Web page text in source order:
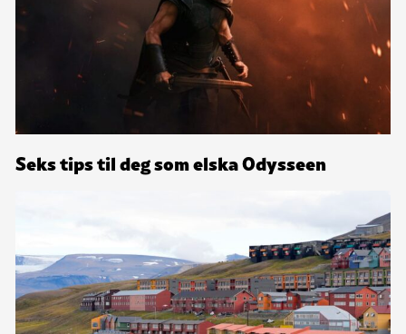
Seks tips til deg som elska Odysseen